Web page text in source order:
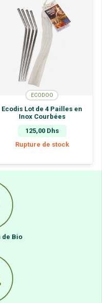
ECODOO
Ecodis Lot de 4 Pailles en
Inox Courbées
125,00 Dhs
Rupture de stock
de Bio